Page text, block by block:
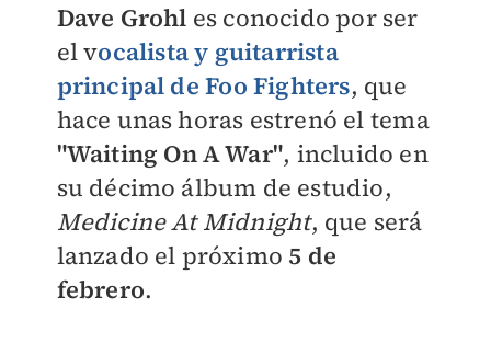
Dave Grohl es conocido por ser
el vocalista y guitarrista
principal deFoo Fighters, que
hace unas horas estrenó el tema
"Waiting On A War", incluido en
su décimo álbum de estudio,
Medicine At Midnight, que será
lanzado el próximo 5 de
febrero.